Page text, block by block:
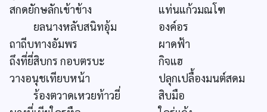
สกดยักษลักเข้าข้าง
แท่นแก้วมณโฑ
ยลนางหลับสนิทอุ้ม
องค์อร
ถาถีบทางอัมพร
ผาดฟ้า
ถึงที่ยี่สิบกร กอบตรบะ
กิจแฮ
วางอนุชเทียบหน้า
ปลุกเปลื้องมนต์สดม
ร้องตวาดเหวยท้าวยี่
สิบมือ